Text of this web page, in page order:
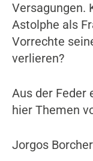
Versagungen.
Astolphe als
Vorrechte
verlieren?
Aus der Feder
hier Themen
Jorgos